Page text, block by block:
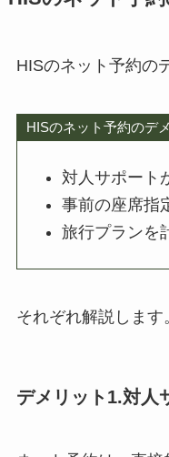
HISのネット予約の
HISのネット予約のデ
対人サポート
事前の座席指
旅行プランを
それぞれ解説します
デメリット1.対人